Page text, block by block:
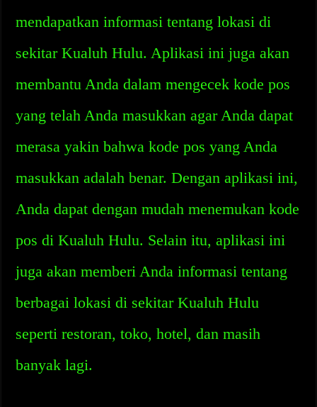
mendapatkan informasi tentang lokasi di
sekitar Kualuh Hulu. Aplikasi ini juga akan
membantu Anda dalam mengecek kode pos
yang telah Anda masukkan agar Anda dapat
merasa yakin bahwa kode pos yang Anda
masukkan adalah benar. Dengan aplikasi ini,
Anda dapat dengan mudah menemukan kode
pos di Kualuh Hulu. Selain itu, aplikasi ini
juga akan memberi Anda informasi tentang
berbagai lokasi di sekitar Kualuh Hulu
seperti restoran, toko, hotel, dan masih
banyak lagi.